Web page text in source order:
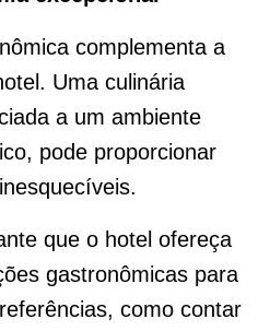
complementa a
Uma culinária
a um ambiente
pode proporcionar
que o hotel ofereça
gastronômicas para
como contar